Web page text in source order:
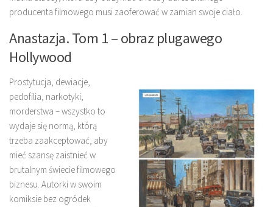
producenta filmowego musi zaoferować w zamian swoje ciało.
Anastazja. Tom 1 – obraz plugawego
Hollywood
Prostytucja, dewiacje,
pedofilia, narkotyki,
morderstwa – wszystko to
wydaje się normą, którą
trzeba zaakceptować, aby
mieć szansę zaistnieć w
brutalnym świecie filmowego
biznesu. Autorki w swoim
komiksie bez ogródek